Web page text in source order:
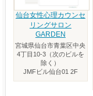
仙台女性心理カウンセ
リングサロン
GARDEN
宮城県仙台市青葉区中央
4丁目10‐3（次のビルを
除く）
JMFビル仙台01 2F